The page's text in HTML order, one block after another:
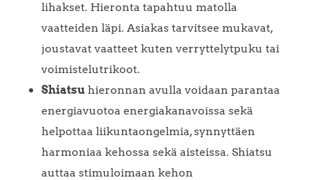
lihakset. Hieronta tapahtuu matolla
vaatteiden läpi. Asiakas tarvitsee mukavat,
joustavat vaatteet kuten verryttelytpuku tai
voimistelutrikoot.
Shiatsu hieronnan avulla voidaan parantaa
energiavuotoa energiakanavoissa sekä
helpottaa liikuntaongelmia, synnyttäen
harmoniaa kehossa sekä aisteissa. Shiatsu
auttaa stimuloimaan kehon